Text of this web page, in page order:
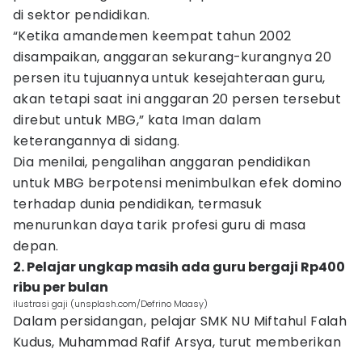
di sektor pendidikan.
“Ketika amandemen keempat tahun 2002
disampaikan, anggaran sekurang-kurangnya 20
persen itu tujuannya untuk kesejahteraan guru,
akan tetapi saat ini anggaran 20 persen tersebut
direbut untuk MBG,” kata Iman dalam
keterangannya di sidang.
Dia menilai, pengalihan anggaran pendidikan
untuk MBG berpotensi menimbulkan efek domino
terhadap dunia pendidikan, termasuk
menurunkan daya tarik profesi guru di masa
depan.
2. Pelajar ungkap masih ada guru bergaji Rp400
ribu per bulan
ilustrasi gaji (unsplash.com/Defrino Maasy)
Dalam persidangan, pelajar SMK NU Miftahul Falah
Kudus, Muhammad Rafif Arsya, turut memberikan